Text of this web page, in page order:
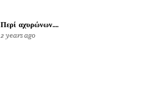
Περί αχυρώνων....
2 years ago